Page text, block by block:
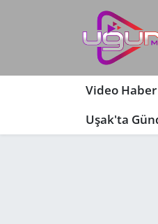
Video Haber
Uşak'ta
Nöbetçi Eczaneler
Hava Durumu
Namaz Vakitleri